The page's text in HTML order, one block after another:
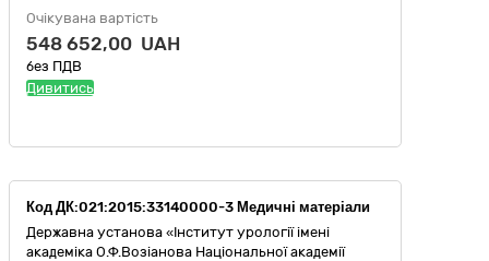
Очікувана вартість
548 652,00 UAH
без ПДВ
Дивитись
Код ДК:021:2015:33140000-3 Медичні матеріали
Державна установа «Інститут урології імені
академіка О.Ф.Возіанова Національної академії